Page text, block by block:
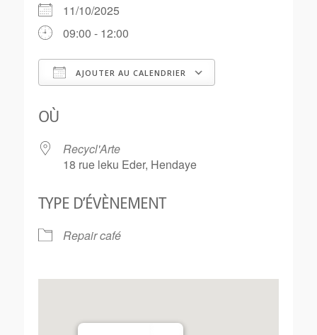
11/10/2025
09:00 - 12:00
AJOUTER AU CALENDRIER
OÙ
Recycl'Arte
18 rue leku Eder, Hendaye
TYPE D’ÉVÈNEMENT
Repair café